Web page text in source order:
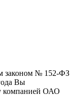
законом № 152-ФЗ
Вы
компанией ОАО